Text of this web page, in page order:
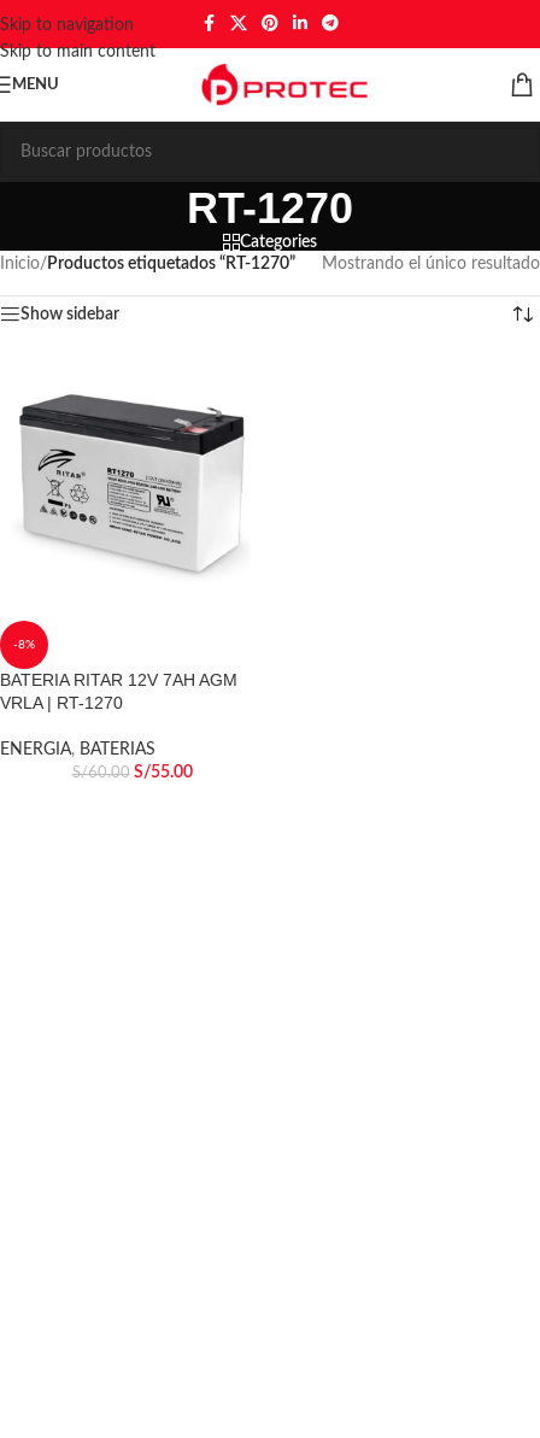
Skip to navigation
Skip to main content
MENU
RT-1270
Categories
Inicio/ Productos etiquetados “RT-1270” Mostrando el único resultado
Show sidebar
-8%
BATERIA RITAR 12V 7AH AGM
VRLA | RT-1270
ENERGIA, BATERIAS
S/60.00 S/55.00